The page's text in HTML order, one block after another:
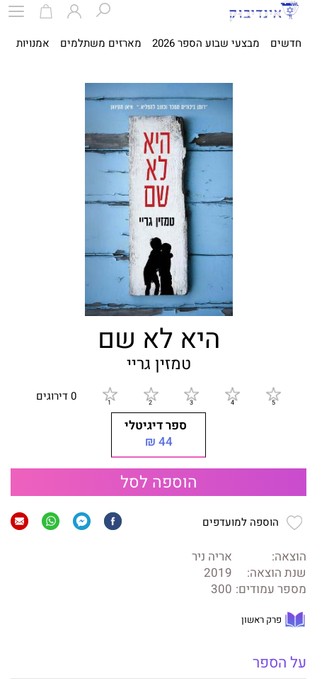
חדשים מבצעי שבוע הספר 2026 מארזים משתלמים אמנויות
היא לא שם
טמזין גריי
0 דירוגים
ספר דיגיטלי
44 ₪
הוספה לסל
הוספה למועדפים
הוצאה:
אריה ניר
שנת הוצאה:
2019
מספר עמודים: 300
פרק ראשון
על הספר